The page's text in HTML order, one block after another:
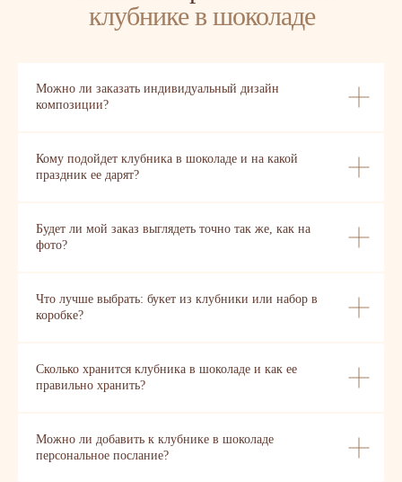
клубнике в шоколаде
Можно ли заказать индивидуальный дизайн
композиции?
Кому подойдет клубника в шоколаде и на какой
праздник ее дарят?
Будет ли мой заказ выглядеть точно так же, как на
фото?
Что лучше выбрать: букет из клубники или набор в
коробке?
Сколько хранится клубника в шоколаде и как ее
правильно хранить?
Можно ли добавить к клубнике в шоколаде
персональное послание?